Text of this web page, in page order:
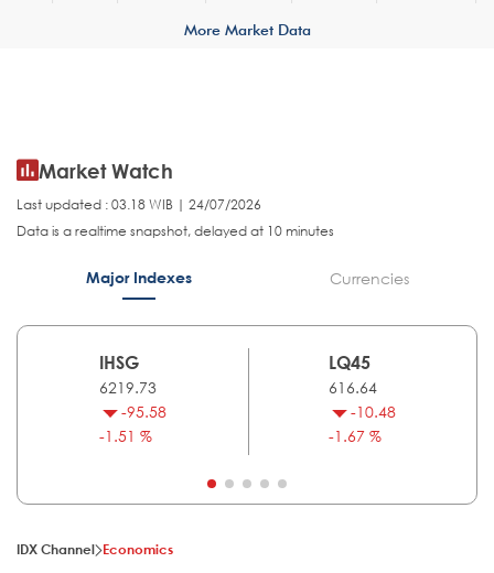
More Market Data
Market Watch
Last updated : 03.18 WIB | 24/07/2026
Data is a realtime snapshot, delayed at 10 minutes
Major Indexes Currencies
IHSG
6219.73
-95.58
-1.51 %
LQ45
616.64
-10.48
-1.67 %
IDX Channel Economics